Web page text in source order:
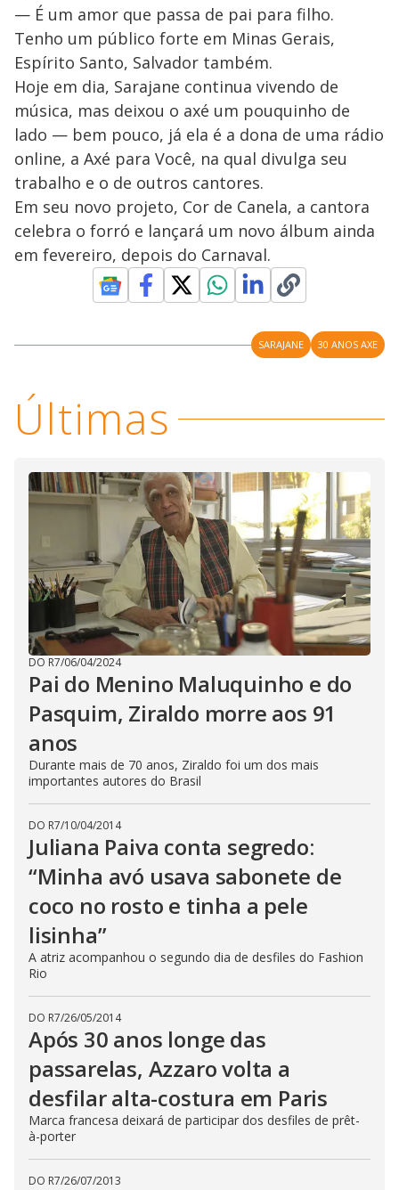
— É um amor que passa de pai para filho.
Tenho um público forte em Minas Gerais,
Espírito Santo, Salvador também.
Hoje em dia, Sarajane continua vivendo de
música, mas deixou o axé um pouquinho de
lado — bem pouco, já ela é a dona de uma rádio
online, a Axé para Você, na qual divulga seu
trabalho e o de outros cantores.
Em seu novo projeto, Cor de Canela, a cantora
celebra o forró e lançará um novo álbum ainda
em fevereiro, depois do Carnaval.
SARAJANE 30 ANOS AXE
Últimas
DO R7/06/04/2024
Pai do Menino Maluquinho e do
Pasquim, Ziraldo morre aos 91
anos
Durante mais de 70 anos, Ziraldo foi um dos mais
importantes autores do Brasil
DO R7/10/04/2014
Juliana Paiva conta segredo:
“Minha avó usava sabonete de
coco no rosto e tinha a pele
lisinha”
A atriz acompanhou o segundo dia de desfiles do Fashion
Rio
DO R7/26/05/2014
Após 30 anos longe das
passarelas, Azzaro volta a
desfilar alta-costura em Paris
Marca francesa deixará de participar dos desfiles de prêt-
à-porter
DO R7/26/07/2013